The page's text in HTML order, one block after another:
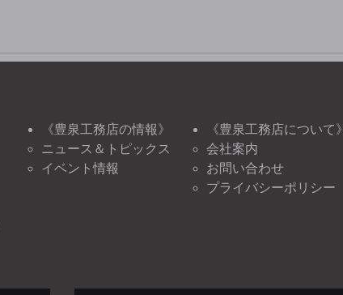
《豊泉工務店の情報》
ニュース＆トピックス
イベント情報
《豊泉工務店について》
会社案内
お問い合わせ
プライバシーポリシー